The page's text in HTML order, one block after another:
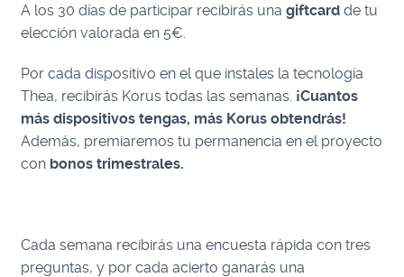
A los 30 días de participar recibirás unagiftcard de tu
elección valorada en 5€.
Por cada dispositivo en el que instales la tecnología
Thea, recibirás Korus todas las semanas. ¡Cuantos
más dispositivos tengas, más Korus obtendrás!
Además, premiaremos tu permanencia en el proyecto
con bonos trimestrales.
Cada semana recibirás una encuesta rápida con tres
preguntas, y por cada acierto ganarás una